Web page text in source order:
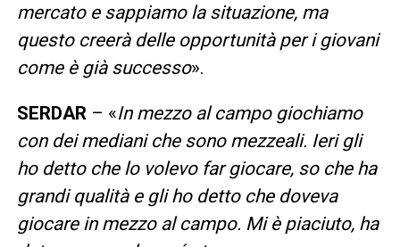
mercato e sappiamo la situazione, ma
questo creerà delle opportunità per i giovani
come è già successo».
SERDAR – «In mezzo al campo giochiamo
con dei mediani che sono mezzeali. Ieri gli
ho detto che lo volevo far giocare, so che ha
grandi qualità e gli ho detto che doveva
giocare in mezzo al campo. Mi è piaciuto, ha